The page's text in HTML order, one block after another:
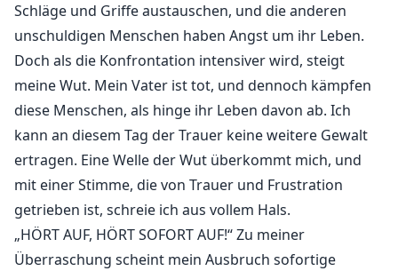
Schläge und Griffe austauschen, und die anderen
unschuldigen Menschen haben Angst um ihr Leben.
Doch als die Konfrontation intensiver wird, steigt
meine Wut. Mein Vater ist tot, und dennoch kämpfen
diese Menschen, als hinge ihr Leben davon ab. Ich
kann an diesem Tag der Trauer keine weitere Gewalt
ertragen. Eine Welle der Wut überkommt mich, und
mit einer Stimme, die von Trauer und Frustration
getrieben ist, schreie ich aus vollem Hals.
„HÖRT AUF, HÖRT SOFORT AUF!“ Zu meiner
Überraschung scheint mein Ausbruch sofortige